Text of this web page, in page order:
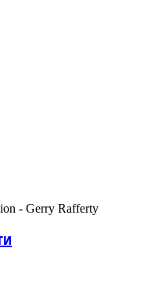
- Gerry Rafferty